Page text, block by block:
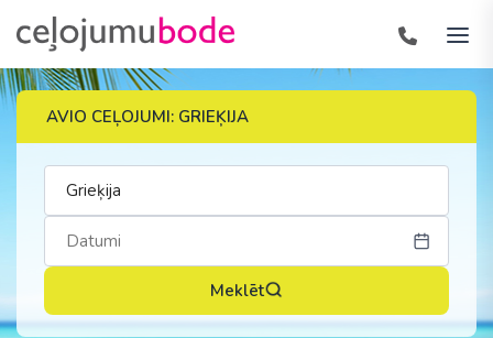
AVIO CEĻOJUMI: GRIEĶIJA
Meklēt